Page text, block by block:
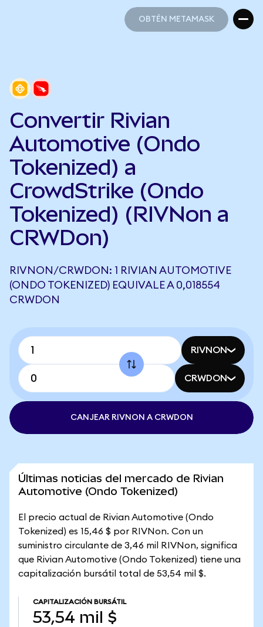
OBTÉN METAMASK
Convertir Rivian
Automotive (Ondo
Tokenized) a
CrowdStrike (Ondo
Tokenized) (RIVNon a
CRWDon)
RIVNON/CRWDON: 1 RIVIAN AUTOMOTIVE
(ONDO TOKENIZED) EQUIVALE A 0,018554
CRWDON
RIVNON
CRWDON
CANJEAR RIVNON A CRWDON
Últimas noticias del mercado de Rivian
Automotive (Ondo Tokenized)
El precio actual de Rivian Automotive (Ondo
Tokenized) es 15,46 $ por RIVNon. Con un
suministro circulante de 3,46 mil RIVNon, significa
que Rivian Automotive (Ondo Tokenized) tiene una
capitalización bursátil total de 53,54 mil $.
CAPITALIZACIÓN BURSÁTIL
53,54 mil $